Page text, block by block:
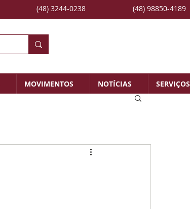
(48) 3244-0238 (48) 98850-4189
MOVIMENTOS NOTÍCIAS SERVIÇOS